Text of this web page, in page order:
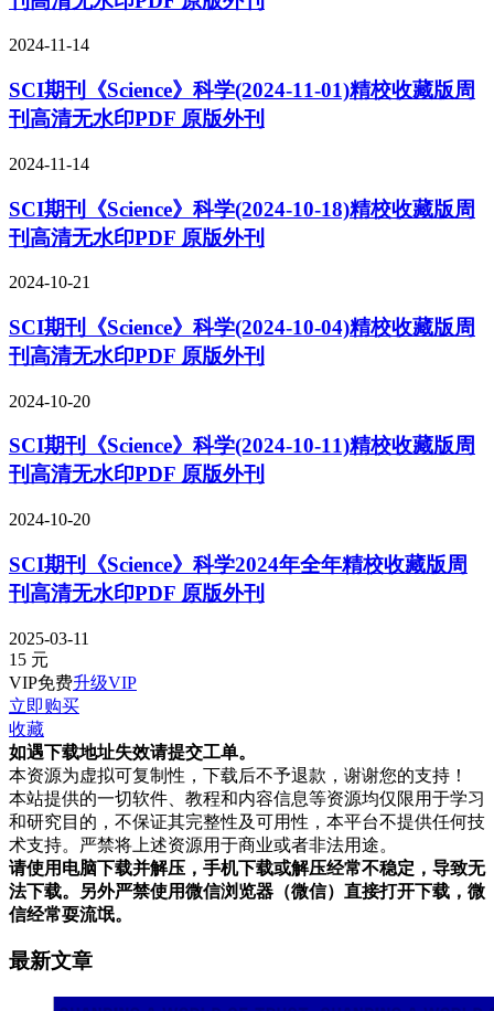
2024-11-14
SCI期刊《Science》科学(2024-11-01)精校收藏版周
刊高清无水印PDF 原版外刊
2024-11-14
SCI期刊《Science》科学(2024-10-18)精校收藏版周
刊高清无水印PDF 原版外刊
2024-10-21
SCI期刊《Science》科学(2024-10-04)精校收藏版周
刊高清无水印PDF 原版外刊
2024-10-20
SCI期刊《Science》科学(2024-10-11)精校收藏版周
刊高清无水印PDF 原版外刊
2024-10-20
SCI期刊《Science》科学2024年全年精校收藏版周
刊高清无水印PDF 原版外刊
2025-03-11
15 元
VIP免费升级VIP
立即购买
收藏
如遇下载地址失效请提交工单。
本资源为虚拟可复制性，下载后不予退款，谢谢您的支持！
本站提供的一切软件、教程和内容信息等资源均仅限用于学习
和研究目的，不保证其完整性及可用性，本平台不提供任何技
术支持。严禁将上述资源用于商业或者非法用途。
请使用电脑下载并解压，手机下载或解压经常不稳定，导致无
法下载。另外严禁使用微信浏览器（微信）直接打开下载，微
信经常耍流氓。
最新文章